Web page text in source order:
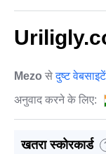
Mezo सेदुष्ट वेबसाइटें
अनुवाद करने के लिए:
खतरा स्कोरकार्ड